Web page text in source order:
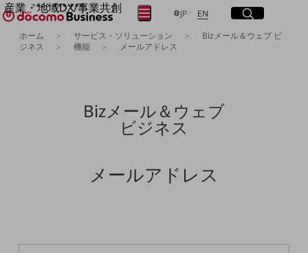
産業・地域DX/事業共創
OPEN HUB for Plural Futures
自律・分散・協調型社会の実現を目指し、
プレイヤー(カタリスト/パートナー企業)
企業と地域が持続成長する社会を目指します
JP日本語
EN Englishサイト内検索
開く
メニュー
開く
ホーム サービス・ソリューション
Bizメール＆ウェブ ビ
ジネス
機能 メールアドレス
Bizメール＆ウェブ
ビジネス
メールアドレス